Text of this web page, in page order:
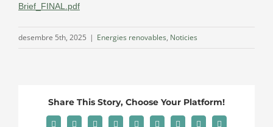
Brief_FINAL.pdf
desembre 5th, 2025 | Energies renovables, Noticies
Share This Story, Choose Your Platform!